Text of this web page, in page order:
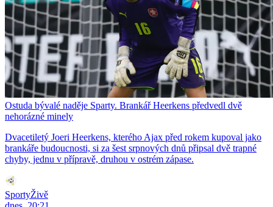
Ostuda bývalé naděje Sparty. Brankář Heerkens předvedl dvě
nehorázné minely
Dvacetiletý Joeri Heerkens, kterého Ajax před rokem kupoval jako
brankáře budoucnosti, si za šest srpnových dnů připsal dvě trapné
chyby, jednu v přípravě, druhou v ostrém zápase.
SportyŽivě